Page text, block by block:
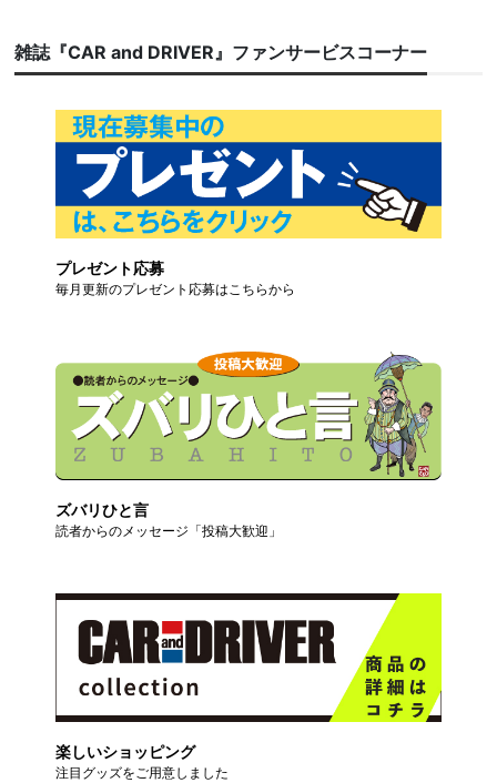
雑誌『CAR and DRIVER』ファンサービスコーナー
プレゼント応募
毎月更新のプレゼント応募はこちらから
ズバリひと言
読者からのメッセージ「投稿大歓迎」
楽しいショッピング
注目グッズをご用意しました